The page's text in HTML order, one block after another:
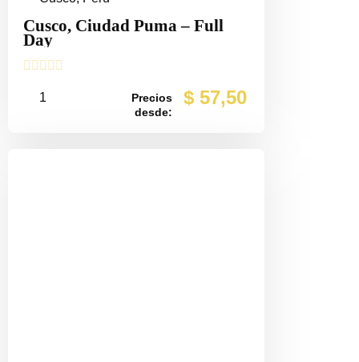
Cusco, Ciudad Puma – Full
Day

1
Precios
desde:
$ 57,50